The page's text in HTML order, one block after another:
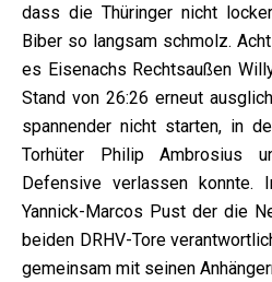
dass die Thüringer nicht
Biber so langsam schmolz.
es Eisenachs Rechtsaußen
Stand von 26:26 erneut
spannender nicht starten, in
Torhüter Philip Ambrosius
Defensive verlassen
Yannick-Marcos Pust der die
beiden DRHV-Tore
gemeinsam mit seinen